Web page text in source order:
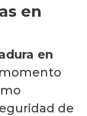
en
en
de